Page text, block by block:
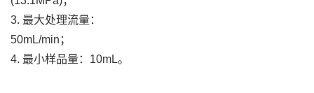
3. 最大处理流量：
50mL/min；
4. 最小样品量：10mL。